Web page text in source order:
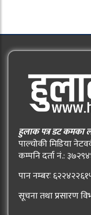
हुलाक पत्र डट कमका
पाल्चोकी मिडिया
कम्पनि दर्ता नं.:
पान नम्बरः
सूचना तथा प्रसारण